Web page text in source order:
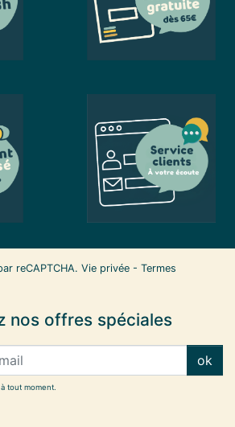
reCAPTCHA. Vie privée - Termes
nos offres spéciales
ok
tout moment.